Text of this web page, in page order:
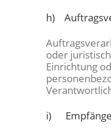
h)
oder
Einrichtung
i)